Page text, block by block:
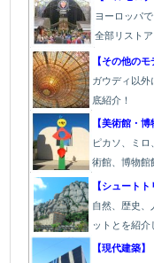
ヨーロッパ
全部リストア
【その他のモ
ガウディ以外
底紹介！
【美術館・博
ピカソ、ミ
術館、博物館
【シュート
自然、歴史、
ットとを紹介
【現代建築】